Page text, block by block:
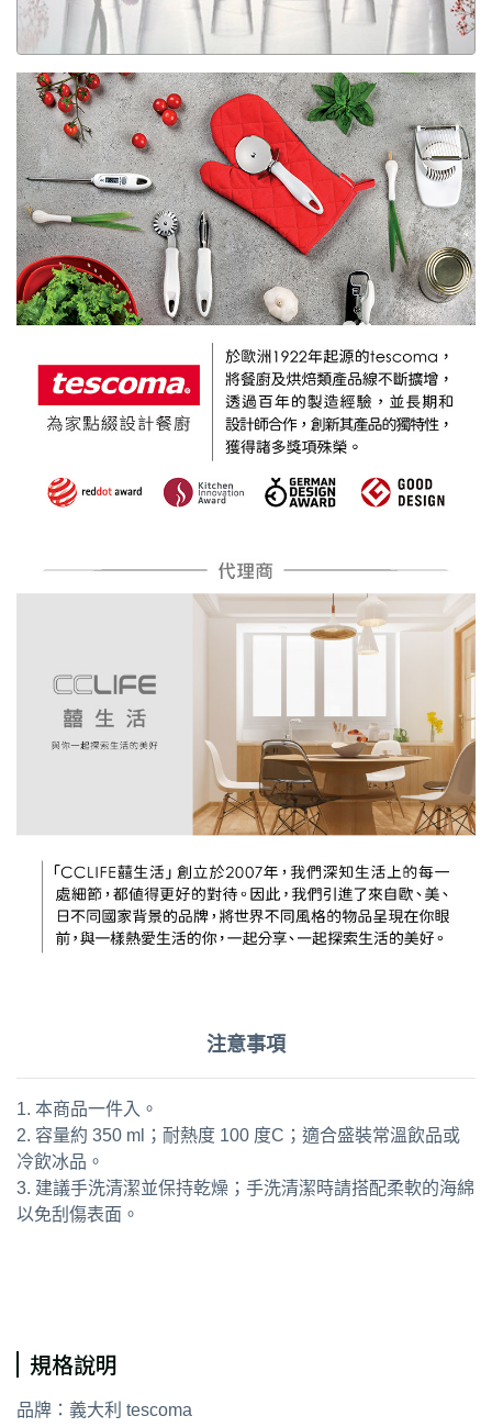
注意事項
1. 本商品一件入。
2. 容量約 350 ml；耐熱度 100 度C；適合盛裝常溫飲品或
冷飲冰品。
3. 建議手洗清潔並保持乾燥；手洗清潔時請搭配柔軟的海綿
以免刮傷表面。
規格說明
品牌：義大利 tescoma